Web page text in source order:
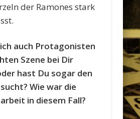
der Ramones stark
auch Protagonisten
Szene bei Dir
hast Du sogar den
Wie war die
in diesem Fall?